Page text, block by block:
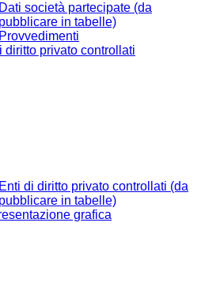
Dati società partecipate (da
pubblicare in tabelle)
Provvedimenti
diritto privato controllati
Enti di diritto privato controllati (da
pubblicare in tabelle)
grafica